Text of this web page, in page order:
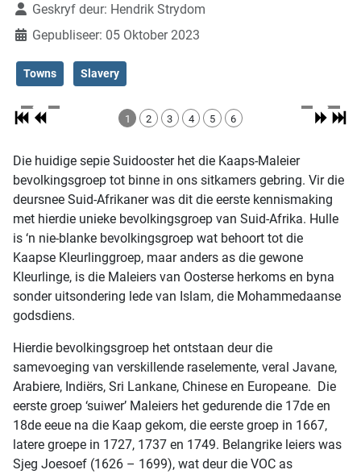
Geskryf deur: Hendrik Strydom
Gepubliseer: 05 Oktober 2023
Towns Slavery
1 2 3 4 5 6
Die huidige sepie Suidooster het die Kaaps-Maleier
bevolkingsgroep tot binne in ons sitkamers gebring. Vir die
deursnee Suid-Afrikaner was dit die eerste kennismaking
met hierdie unieke bevolkingsgroep van Suid-Afrika. Hulle
is ‘n nie-blanke bevolkingsgroep wat behoort tot die
Kaapse Kleurlinggroep, maar anders as die gewone
Kleurlinge, is die Maleiers van Oosterse herkoms en byna
sonder uitsondering lede van Islam, die Mohammedaanse
godsdiens.
Hierdie bevolkingsgroep het ontstaan deur die
samevoeging van verskillende raselemente, veral Javane,
Arabiere, Indiërs, Sri Lankane, Chinese en Europeane. Die
eerste groep ‘suiwer’ Maleiers het gedurende die 17de en
18de eeue na die Kaap gekom, die eerste groep in 1667,
latere groepe in 1727, 1737 en 1749. Belangrike leiers was
Sjeg Joesoef (1626 – 1699), wat deur die VOC as